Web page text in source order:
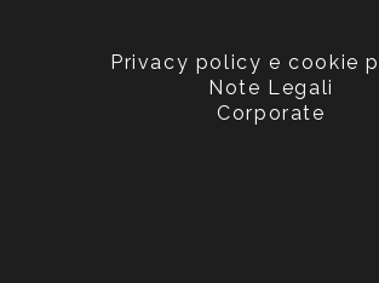
Privacy policy e cookie
Note Legali
Corporate